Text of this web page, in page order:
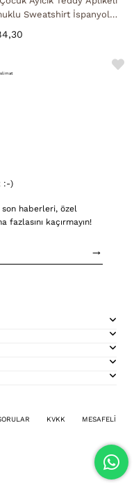
Sweatshirt İspanyol
:-)
haberleri, özel
kaçırmayın!
→
KVKK
MESAFELİ